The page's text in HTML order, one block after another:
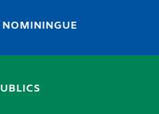
NOMININGUE